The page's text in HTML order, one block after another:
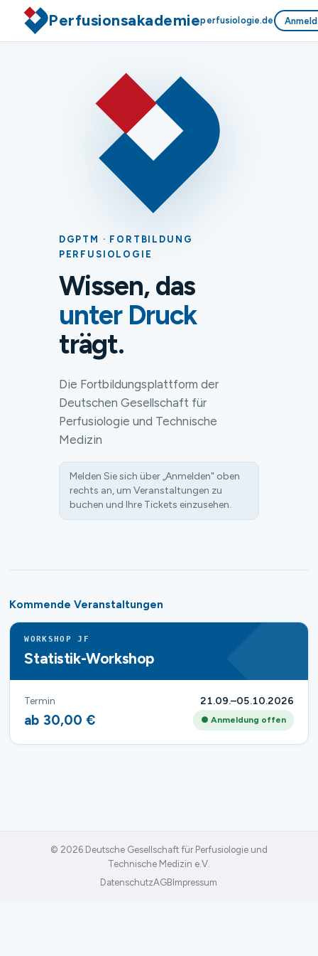
Perfusionsakademieperfusiologie.de
DGPTM · FORTBILDUNG
PERFUSIOLOGIE
Wissen, das
unter Druck
trägt.
Die Fortbildungsplattform der
Deutschen Gesellschaft für
Perfusiologie und Technische
Medizin
Melden Sie sich über „Anmelden" oben
rechts an, um Veranstaltungen zu
buchen und Ihre Tickets einzusehen.
Kommende Veranstaltungen
WORKSHOP JF
Statistik-Workshop
Termin 21.09.–05.10.2026
ab 30,00 € ● Anmeldung offen
© 2026 Deutsche Gesellschaft für Perfusiologie und
Technische Medizin e.V.
DatenschutzAGB Impressum